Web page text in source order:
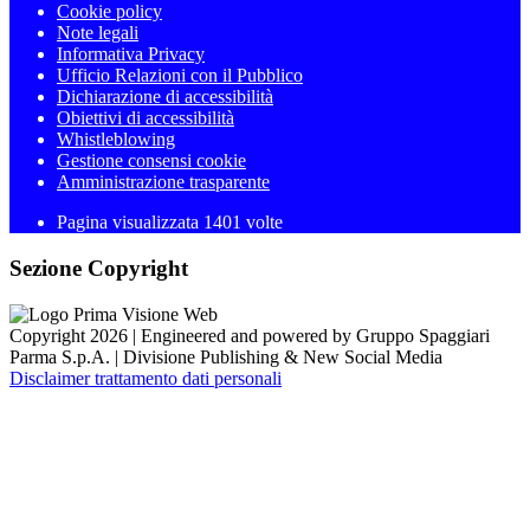
Cookie policy
Note legali
Informativa Privacy
Ufficio Relazioni con il Pubblico
Dichiarazione di accessibilità
Obiettivi di accessibilità
Whistleblowing
Gestione consensi cookie
Amministrazione trasparente
Pagina visualizzata 1401 volte
Sezione Copyright
Copyright 2026 | Engineered and powered by Gruppo Spaggiari
Parma S.p.A. | Divisione Publishing & New Social Media
Disclaimer trattamento dati personali